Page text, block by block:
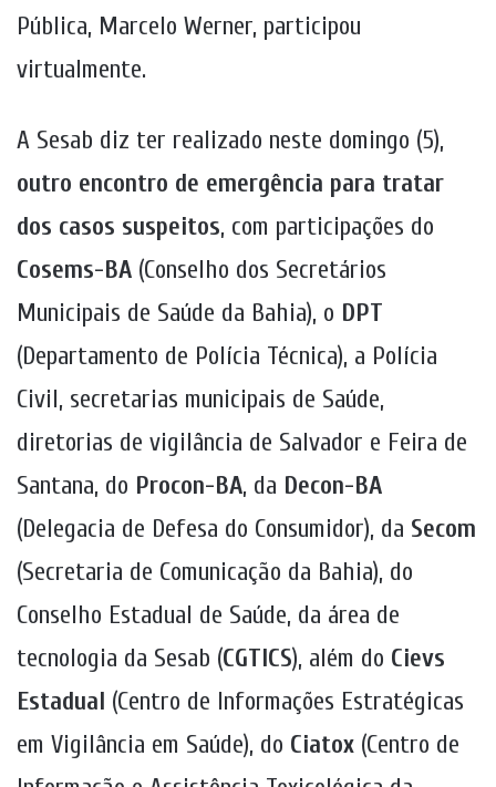
Pública, Marcelo Werner, participou
virtualmente.
A Sesab diz ter realizado neste domingo (5),
outro encontro de emergência para tratar
dos casos suspeitos, com participações do
Cosems-BA (Conselho dos Secretários
Municipais de Saúde da Bahia), o DPT
(Departamento de Polícia Técnica), a Polícia
Civil, secretarias municipais de Saúde,
diretorias de vigilância de Salvador e Feira de
Santana, do Procon-BA, da Decon-BA
(Delegacia de Defesa do Consumidor), da Secom
(Secretaria de Comunicação da Bahia), do
Conselho Estadual de Saúde, da área de
tecnologia da Sesab (CGTICS), além do Cievs
Estadual (Centro de Informações Estratégicas
em Vigilância em Saúde), do Ciatox (Centro de